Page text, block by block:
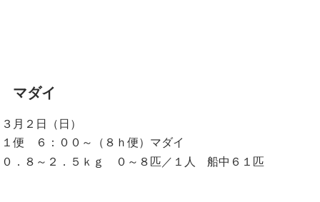
マダイ
３月２日（日）
１便 ６：００～（８ｈ便）マダイ
０．８～２．５ｋｇ ０～８匹／１人 船中６１匹